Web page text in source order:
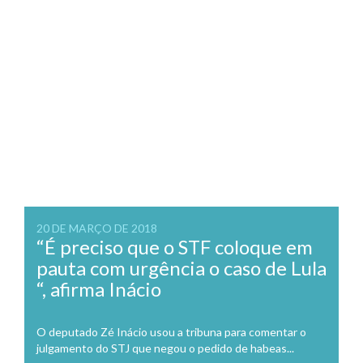
20 DE MARÇO DE 2018
“É preciso que o STF coloque em
pauta com urgência o caso de Lula
“, afirma Inácio
O deputado Zé Inácio usou a tribuna para comentar o
julgamento do STJ que negou o pedido de habeas...